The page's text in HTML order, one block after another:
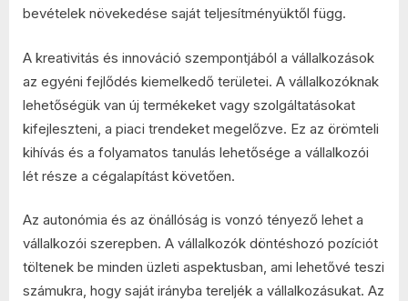
bevételek növekedése saját teljesítményüktől függ.
A kreativitás és innováció szempontjából a vállalkozások
az egyéni fejlődés kiemelkedő területei. A vállalkozóknak
lehetőségük van új termékeket vagy szolgáltatásokat
kifejleszteni, a piaci trendeket megelőzve. Ez az örömteli
kihívás és a folyamatos tanulás lehetősége a vállalkozói
lét része a cégalapítást követően.
Az autonómia és az önállóság is vonzó tényező lehet a
vállalkozói szerepben. A vállalkozók döntéshozó pozíciót
töltenek be minden üzleti aspektusban, ami lehetővé teszi
számukra, hogy saját irányba tereljék a vállalkozásukat. Az